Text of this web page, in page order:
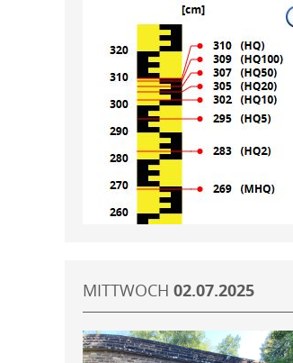
MITTWOCH 02.07.2025